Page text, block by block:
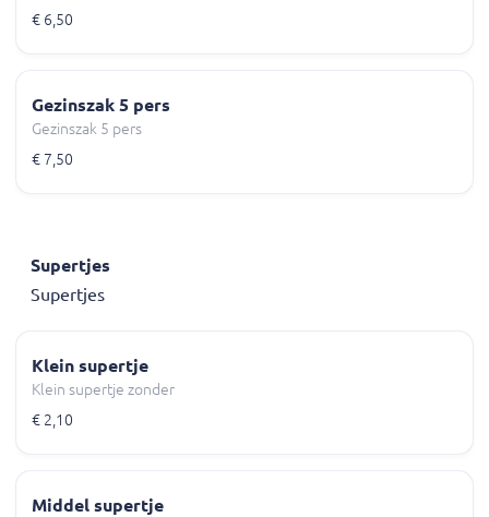
€ 6,50
Gezinszak 5 pers
Gezinszak 5 pers
€ 7,50
Supertjes
Supertjes
Klein supertje
Klein supertje zonder
€ 2,10
Middel supertje